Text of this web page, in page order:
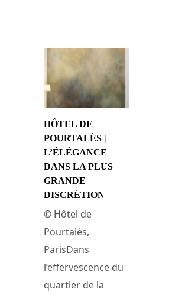
HÔTEL DE
POURTALÈS |
L’ÉLÉGANCE
DANS LA PLUS
GRANDE
DISCRÉTION
© Hôtel de
Pourtalès,
ParisDans
l’effervescence du
quartier de la